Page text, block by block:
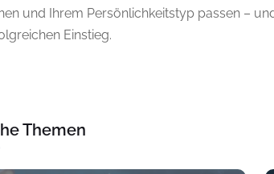
und Ihrem Persönlichkeitstyp passen –
Einstieg.
Themen